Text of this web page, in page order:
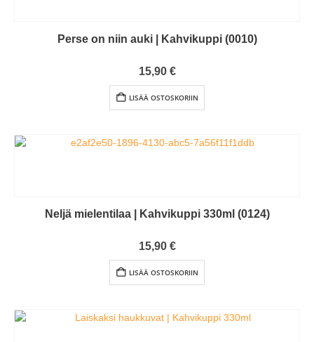
Perse on niin auki | Kahvikuppi (0010)
0out of 5
15,90 €
LISÄÄ OSTOSKORIIN
Neljä mielentilaa | Kahvikuppi 330ml (0124)
0out of 5
15,90 €
LISÄÄ OSTOSKORIIN